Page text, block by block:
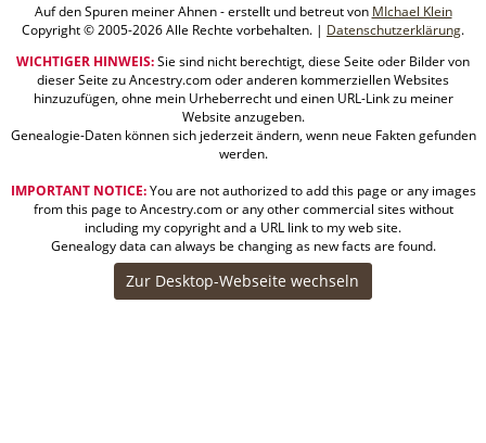
Auf den Spuren meiner Ahnen - erstellt und betreut von MIchael Klein
Copyright © 2005-2026 Alle Rechte vorbehalten. | Datenschutzerklärung.
WICHTIGER HINWEIS:Sie sind nicht berechtigt, diese Seite oder Bilder von
dieser Seite zu Ancestry.com oder anderen kommerziellen Websites
hinzuzufügen, ohne mein Urheberrecht und einen URL-Link zu meiner
Website anzugeben.
Genealogie-Daten können sich jederzeit ändern, wenn neue Fakten gefunden
werden.
IMPORTANT NOTICE:You are not authorized to add this page or any images
from this page to Ancestry.com or any other commercial sites without
including my copyright and a URL link to my web site.
Genealogy data can always be changing as new facts are found.
Zur Desktop-Webseite wechseln